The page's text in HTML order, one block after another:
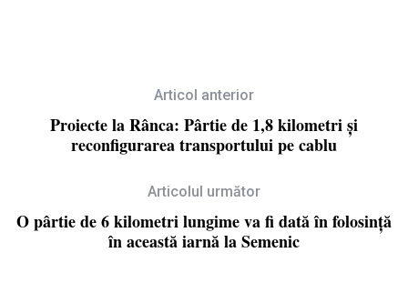
Articol anterior
Proiecte la Rânca: Pârtie de 1,8 kilometri și
reconfigurarea transportului pe cablu
Articolul următor
O pârtie de 6 kilometri lungime va fi dată în folosință
în această iarnă la Semenic